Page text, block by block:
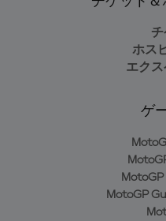
チ
ホス
エク
ゲ
MotoGP